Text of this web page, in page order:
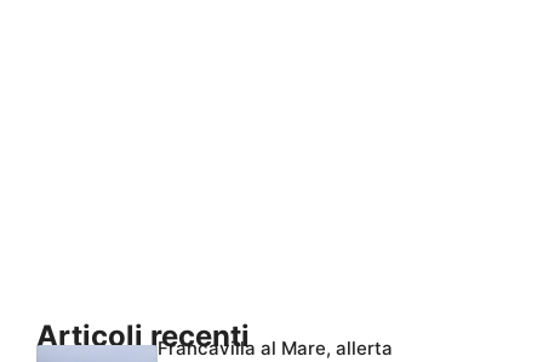
Articoli recentiFrancavilla al Mare, allerta